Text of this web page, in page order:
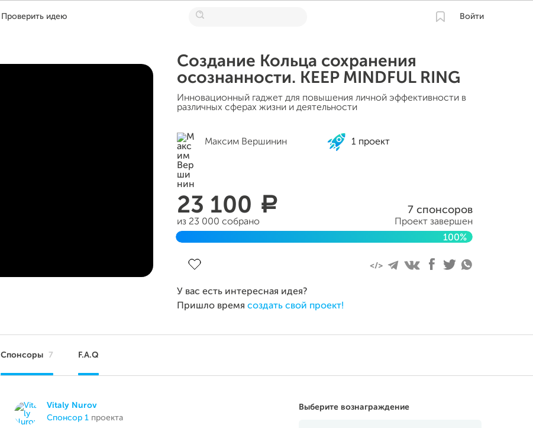
Проверить идею Войти
Создание Кольца сохранения
осознанности. KEEP MINDFUL RING
Инновационный гаджет для повышения личной эффективности в
различных сферах жизни и деятельности
Максим Вершинин 1 проект
23 100 a
из 23 000 собрано
7 спонсоров
Проект завершен
100%
У вас есть интересная идея?
Пришло время создать свой проект!
Спонсоры 7 F.A.Q
Выберите вознаграждение
Vitaly Nurov
спонсор 1 проекта